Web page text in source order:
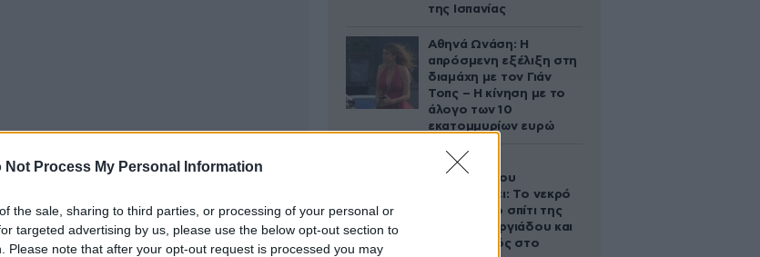
Not Process My Personal Information
the sale, sharing to third parties, or processing of your personal or
targeted advertising by us, please use the below opt-out section to
Please note that after your opt-out request is processed you may
της Ισπανίας
Αθηνά Ωνάση: Η
απρόσμενη εξέλιξη στη
διαμάχη με τον Γιάν
Τοπς – Η κίνηση με το
άλογο των 10
εκατομμυρίων ευρώ
Ο Στράτος
Τζώρτζογλου
αποκαλύπτει: Το νεκρό
έμβρυο στο σπίτι της
Μαρίας Γεωργιάδου και
ο εγκλεισμός στο